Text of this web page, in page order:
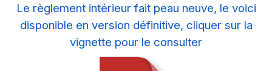
Le règlement intérieur fait peau neuve, le voici
disponible en version définitive, cliquer sur la
vignette pour le consulter